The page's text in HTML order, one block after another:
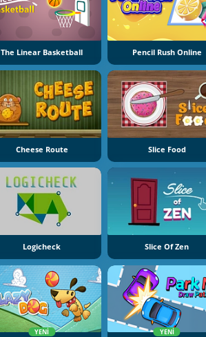
The Linear Basketball Pencil Rush Online
Cheese Route Slice Food
Logicheck Slice Of Zen
YENI YENI